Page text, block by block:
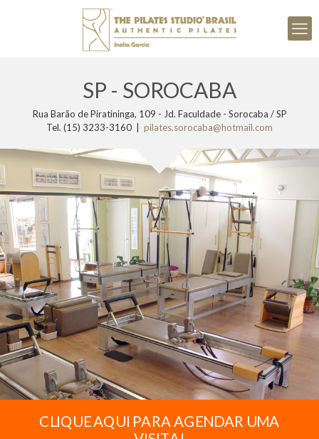
SP - SOROCABA
Rua Barão de Piratininga, 109 - Jd. Faculdade - Sorocaba / SP
Tel. (15) 3233-3160 | pilates.sorocaba@hotmail.com
CLIQUE AQUI PARA AGENDAR UMA